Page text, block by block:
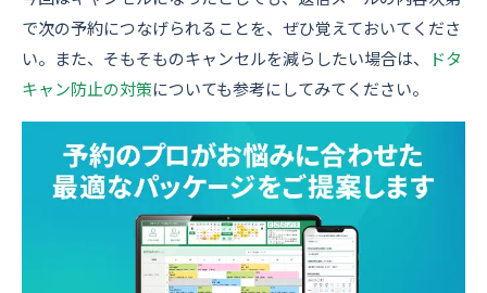
で次の予約につなげられることを、ぜひ覚えておいてくださ
い。また、そもそものキャンセルを減らしたい場合は、
ドタ
キャン防止の対策についても参考にしてみてください。